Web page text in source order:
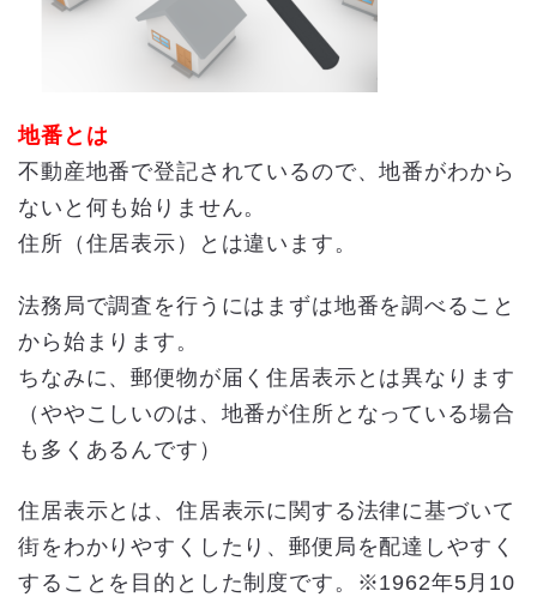
地番とは
不動産地番で登記されているので、地番がわから
ないと何も始りません。
住所（住居表示）とは違います。
法務局で調査を行うにはまずは地番を調べること
から始まります。
ちなみに、郵便物が届く住居表示とは異なります
（ややこしいのは、地番が住所となっている場合
も多くあるんです）
住居表示とは、住居表示に関する法律に基づいて
街をわかりやすくしたり、郵便局を配達しやすく
することを目的とした制度です。※1962年5月10